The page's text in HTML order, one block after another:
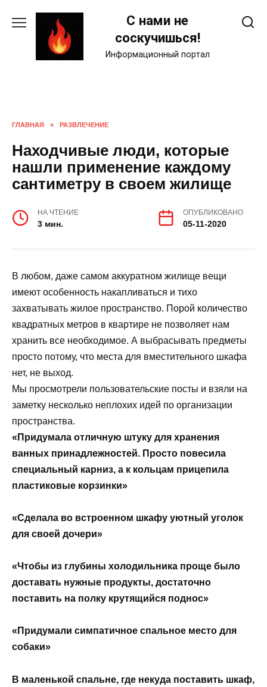
С нами не
соскучишься!
Информационный портал
ГЛАВНАЯ » РАЗВЛЕЧЕНИЕ
Находчивые люди, которые
нашли применение каждому
сантиметру в своем жилище
НА ЧТЕНИЕ
3 мин.
ОПУБЛИКОВАНО
05-11-2020
В любом, даже самом аккуратном жилище вещи
имеют особенность накапливаться и тихо
захватывать жилое пространство. Порой количество
квадратных метров в квартире не позволяет нам
хранить все необходимое. А выбрасывать предметы
просто потому, что места для вместительного шкафа
нет, не выход.
Мы просмотрели пользовательские посты и взяли на
заметку несколько неплохих идей по организации
пространства.
«Придумала отличную штуку для хранения
ванных принадлежностей. Просто повесила
специальный карниз, а к кольцам прицепила
пластиковые корзинки»
«Сделала во встроенном шкафу уютный уголок
для своей дочери»
«Чтобы из глубины холодильника проще было
доставать нужные продукты, достаточно
поставить на полку крутящийся поднос»
«Придумали симпатичное спальное место для
собаки»
В маленькой спальне, где некуда поставить шкаф,